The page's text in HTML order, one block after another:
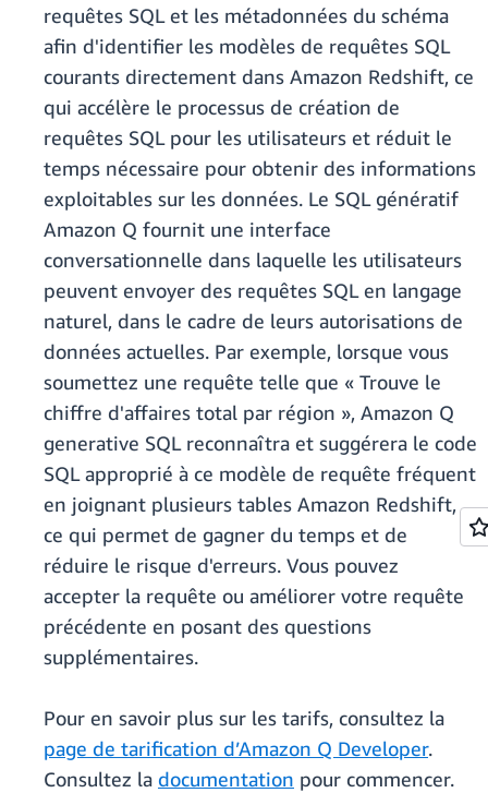
requêtes SQL et les métadonnées du schéma
afin d'identifier les modèles de requêtes SQL
courants directement dans Amazon Redshift, ce
qui accélère le processus de création de
requêtes SQL pour les utilisateurs et réduit le
temps nécessaire pour obtenir des informations
exploitables sur les données. Le SQL génératif
Amazon Q fournit une interface
conversationnelle dans laquelle les utilisateurs
peuvent envoyer des requêtes SQL en langage
naturel, dans le cadre de leurs autorisations de
données actuelles. Par exemple, lorsque vous
soumettez une requête telle que « Trouve le
chiffre d'affaires total par région », Amazon Q
generative SQL reconnaîtra et suggérera le code
SQL approprié à ce modèle de requête fréquent
en joignant plusieurs tables Amazon Redshift,
ce qui permet de gagner du temps et de
réduire le risque d'erreurs. Vous pouvez
accepter la requête ou améliorer votre requête
précédente en posant des questions
supplémentaires.
Pour en savoir plus sur les tarifs, consultez la
page de tarification d’Amazon Q Developer.
Consultez la documentation pour commencer.